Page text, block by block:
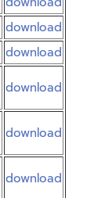
download
download
download
download
download